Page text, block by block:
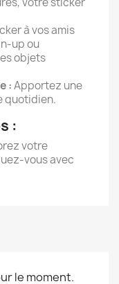
à vos amis
up ou
objets
:Apportez une
quotidien.
:
votre
vous avec
le moment.